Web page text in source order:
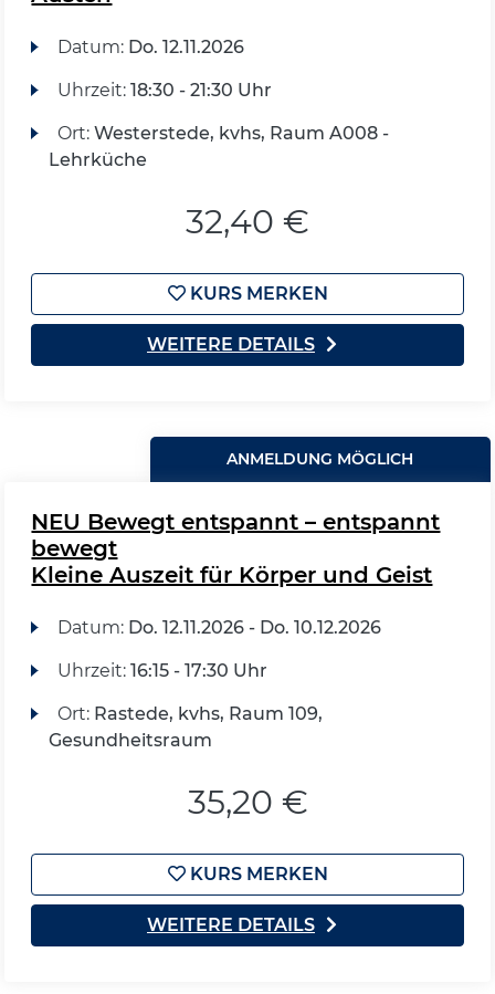
Datum: Do. 12.11.2026
Uhrzeit: 18:30 - 21:30 Uhr
Ort: Westerstede, kvhs, Raum A008 -
Lehrküche
32,40 €
KURS MERKEN
WEITERE DETAILS
ANMELDUNG MÖGLICH
NEU Bewegt entspannt – entspannt
bewegt
Kleine Auszeit für Körper und Geist
Datum: Do. 12.11.2026 - Do. 10.12.2026
Uhrzeit: 16:15 - 17:30 Uhr
Ort: Rastede, kvhs, Raum 109,
Gesundheitsraum
35,20 €
KURS MERKEN
WEITERE DETAILS